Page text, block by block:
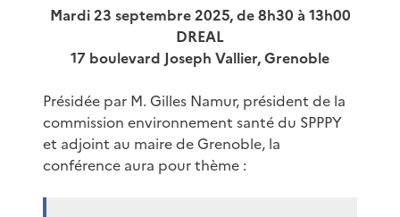
Mardi 23 septembre 2025, de 8h30 à 13h00
DREAL
17 boulevard Joseph Vallier, Grenoble
Présidée par M. Gilles Namur, président de la
commission environnement santé du SPPPY
et adjoint au maire de Grenoble, la
conférence aura pour thème :